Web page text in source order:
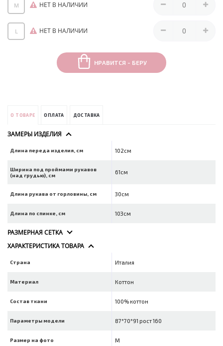
M НЕТ В НАЛИЧИИ
L НЕТ В НАЛИЧИИ
НРАВИТСЯ - БЕРУ
О ТОВАРЕ ОПЛАТА ДОСТАВКА
ЗАМЕРЫ ИЗДЕЛИЯ
Длина переда изделия, см 102см
Ширина под проймами рукавов
(над грудью), см
61см
Длина рукава от горловины, см 30см
Длина по спинке, см 103см
РАЗМЕРНАЯ СЕТКА
ХАРАКТЕРИСТИКА ТОВАРА
Страна Италия
Материал Коттон
Состав ткани 100% коттон
Параметры модели 87*70*91 рост 160
Размер на фото M